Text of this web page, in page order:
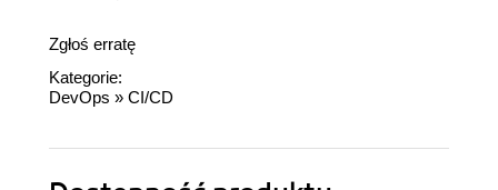
Zgłoś erratę
Kategorie:
DevOps » CI/CD